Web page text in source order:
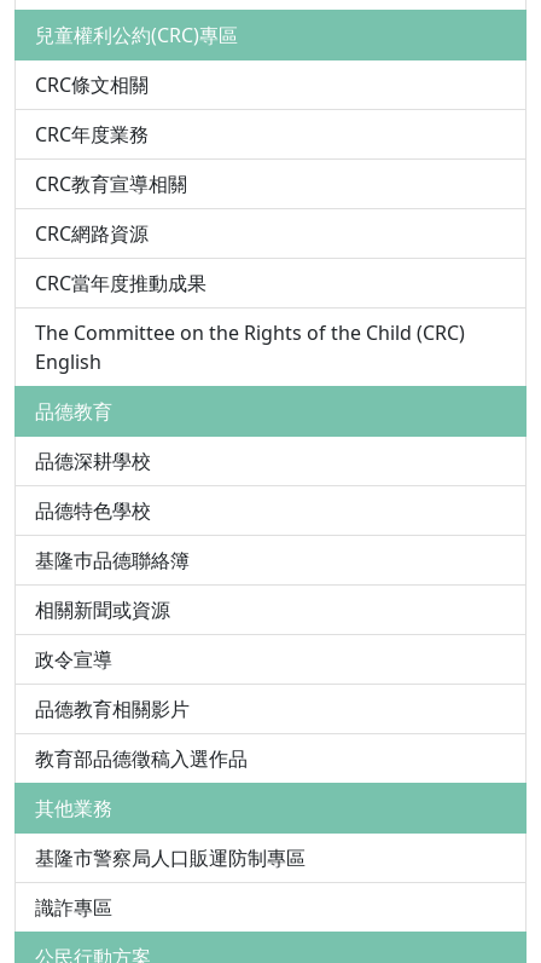
兒童權利公約(CRC)專區
CRC條文相關
CRC年度業務
CRC教育宣導相關
CRC網路資源
CRC當年度推動成果
The Committee on the Rights of the Child (CRC)
English
品德教育
品德深耕學校
品德特色學校
基隆巿品德聯絡簿
相關新聞或資源
政令宣導
品德教育相關影片
教育部品德徵稿入選作品
其他業務
基隆市警察局人口販運防制專區
識詐專區
公民行動方案